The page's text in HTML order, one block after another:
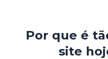
Por que é
site